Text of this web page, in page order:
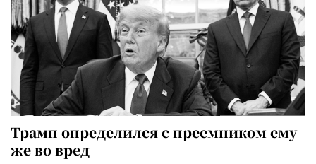
Трамп определился с преемником ему
же во вред